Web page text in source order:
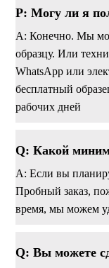
P: Могу ли я
A: Конечно. Мы
образцу. Или
WhatsApp или
бесплатный
рабочих дней
Q: Какой
A: Если вы
Пробный заказ,
время, мы можем
Q: Вы можете